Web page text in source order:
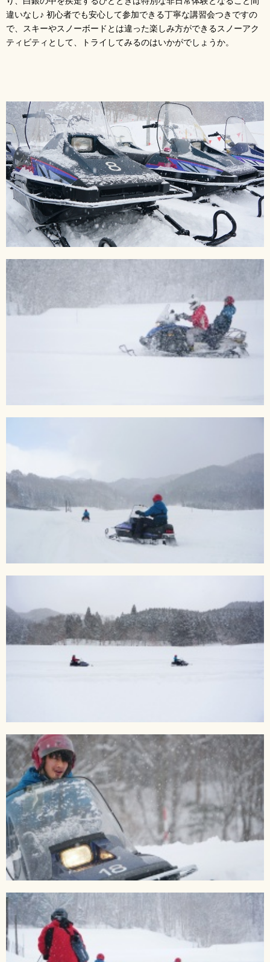
違いなし♪ 初心者でも安心して参加できる丁寧な講習会つきですの
で、スキーやスノーボードとは違った楽しみ方ができるスノーアク
ティビティとして、トライしてみるのはいかがでしょうか。